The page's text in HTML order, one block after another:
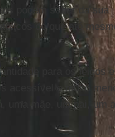
podem saber da sua
do que até
para os leigos e
acessível e muito
uma mãe, um pai, um